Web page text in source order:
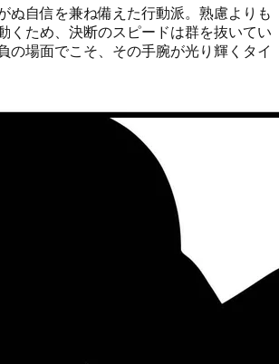
ぬ自信を兼ね備えた行動派。熟慮よりも
くため、決断のスピードは群を抜いてい
の場面でこそ、その手腕が光り輝くタイ